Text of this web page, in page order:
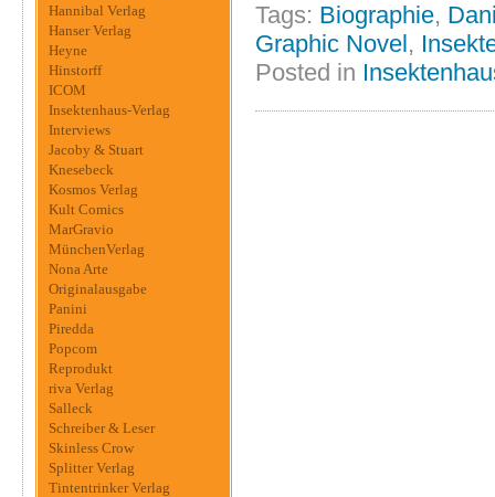
Hannibal Verlag
Hanser Verlag
Heyne
Hinstorff
ICOM
Insektenhaus-Verlag
Interviews
Jacoby & Stuart
Knesebeck
Kosmos Verlag
Kult Comics
MarGravio
MünchenVerlag
Nona Arte
Originalausgabe
Panini
Piredda
Popcom
Reprodukt
riva Verlag
Salleck
Schreiber & Leser
Skinless Crow
Splitter Verlag
Tintentrinker Verlag
Tags: Biographie,
Graphic Novel,
Posted in